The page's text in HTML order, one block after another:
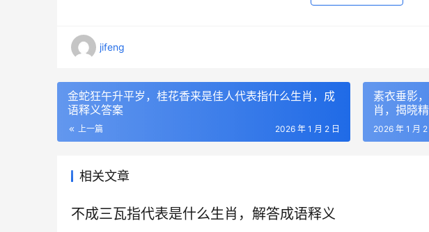
jifeng
金蛇狂午升平岁，桂花香来是佳人代表指什么生肖，成
语释义答案
上一篇 2026 年 1 月 2 日
素衣垂影
肖，揭晓
2026 年 1 月 2
相关文章
不成三瓦指代表是什么生肖，解答成语释义